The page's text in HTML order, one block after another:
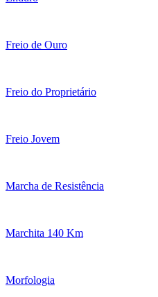
Freio de Ouro
Freio do Proprietário
Freio Jovem
Marcha de Resistência
Marchita 140 Km
Morfologia